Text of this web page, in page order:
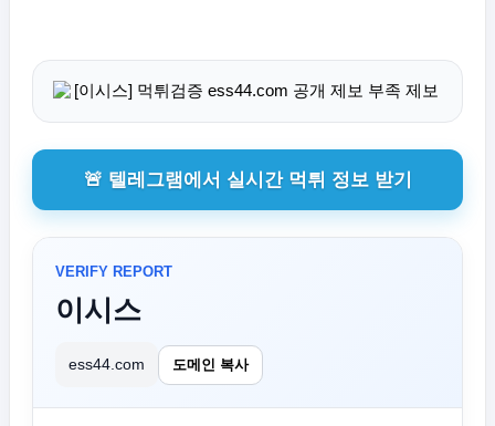
🚨 텔레그램에서 실시간 먹튀 정보 받기
VERIFY REPORT
이시스
ess44.com 도메인 복사